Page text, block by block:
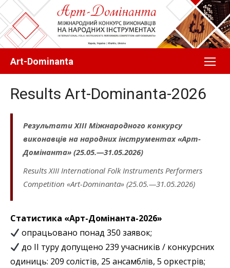
Перейти
до
вмісту
Art-Dominanta
Results Art-Dominanta-2026
Результати XІІІ Міжнародного конкурсу
виконавців на народних інструментах «Арт-
Домінанта» (25.05.—31.05.2026)
Results XІIІ International Folk Instruments Performers
Competition «Art-Dominanta» (25.05.—31.05.2026)
Cтатистика «Арт-Домінанта-2026»
опрацьовано понад 350 заявок;
до ІІ туру допущено 239 учасників / конкурсних
одиниць: 209 солістів, 25 ансамблів, 5 оркестрів;